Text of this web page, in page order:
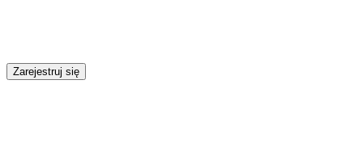
Zarejestruj się